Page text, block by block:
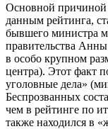
Основной причиной
данным рейтинга,
бывшего министра
правительства
в особо крупном
центра). Этот факт
уголовные дела»
Беспрозванных
чем в рейтинге по
также находился в